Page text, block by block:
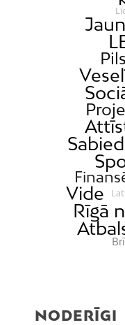
Vide
Rīgā
NODERĪGI